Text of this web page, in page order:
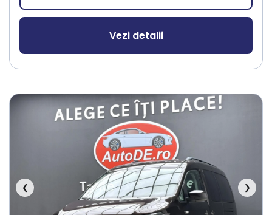
Vezi detalii
❮ ❯